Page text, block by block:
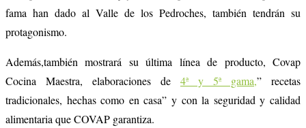
fama han dado al Valle de los Pedroches, también tendrán su
protagonismo.
Además,también mostrará su última línea de producto, Covap
Cocina Maestra, elaboraciones de 4ª y 5ª gama,” recetas
tradicionales, hechas como en casa” y con la seguridad y calidad
alimentaria que COVAP garantiza.